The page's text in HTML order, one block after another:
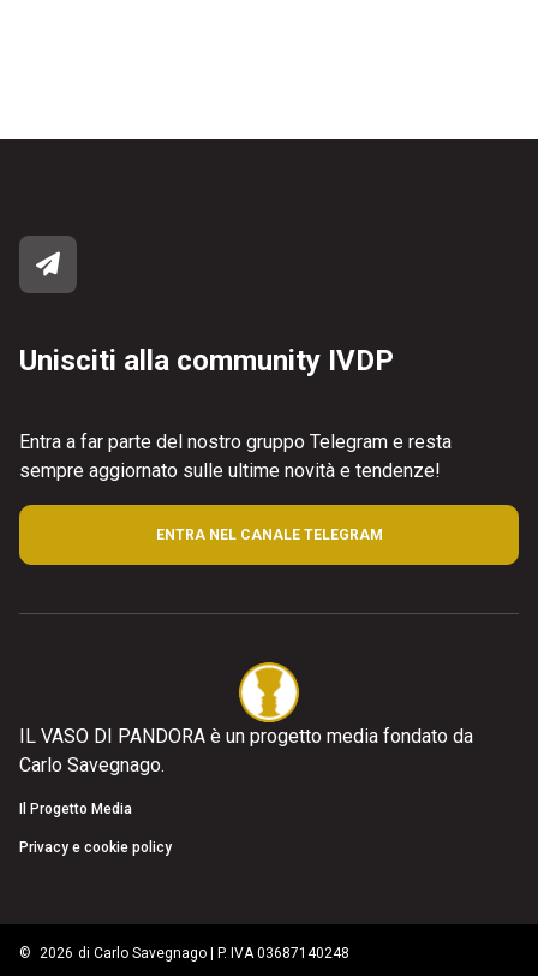
Unisciti alla community IVDP
Entra a far parte del nostro gruppo Telegram e resta
sempre aggiornato sulle ultime novità e tendenze!
ENTRA NEL CANALE TELEGRAM
IL VASO DI PANDORA è un progetto media fondato da
Carlo Savegnago.
Il Progetto Media
Privacy e cookie policy
© 2026 di Carlo Savegnago | P. IVA 03687140248